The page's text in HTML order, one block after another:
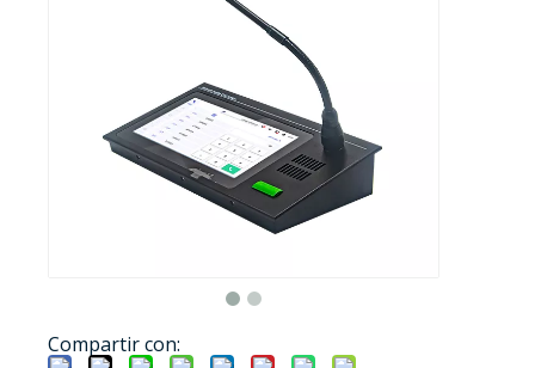
Compartir con: